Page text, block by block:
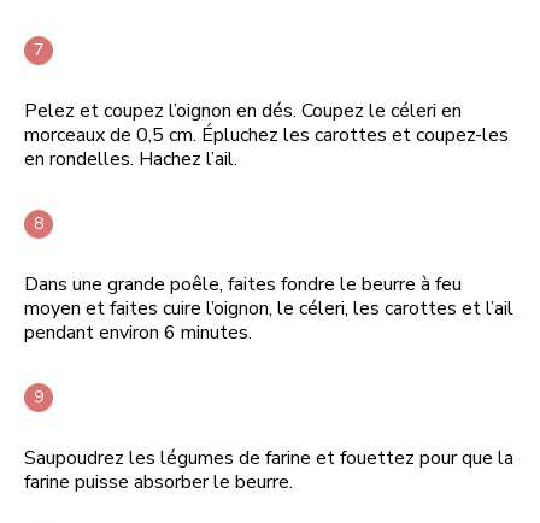
Pelez et coupez l’oignon en dés. Coupez le céleri en
morceaux de 0,5 cm. Épluchez les carottes et coupez-les
en rondelles. Hachez l’ail.
Dans une grande poêle, faites fondre le beurre à feu
moyen et faites cuire l’oignon, le céleri, les carottes et l’ail
pendant environ 6 minutes.
Saupoudrez les légumes de farine et fouettez pour que la
farine puisse absorber le beurre.